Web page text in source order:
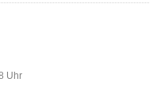
Uhr